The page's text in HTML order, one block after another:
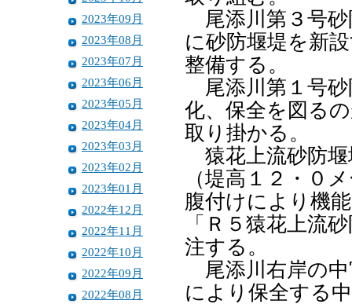
2023年09月
2023年08月
2023年07月
2023年06月
2023年05月
2023年04月
2023年03月
2023年02月
2023年01月
2022年12月
2022年11月
2022年10月
2022年09月
2022年08月
尾添川第３号砂
に砂防堰堤を新
整備する。
尾添川第１号砂
化、保全を図る
取り掛かる。
猿花上流砂防堰
（堤高１２・０
腹付けにより機
「Ｒ５猿花上流
注する。
尾添川右岸の中
により保全する